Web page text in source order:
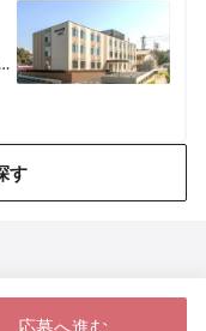
す
応募へ進む